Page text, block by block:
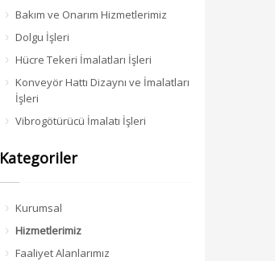
Bakım ve Onarım Hizmetlerimiz
Dolgu İşleri
Hücre Tekeri İmalatları İşleri
Konveyör Hattı Dizaynı ve İmalatları
İşleri
Vibrogötürücü İmalatı İşleri
Kategoriler
Kurumsal
Hizmetlerimiz
Faaliyet Alanlarımız